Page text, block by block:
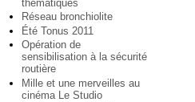
thématiques
Réseau bronchiolite
Été Tonus 2011
Opération de
sensibilisation à la sécurité
routière
Mille et une merveilles au
cinéma Le Studio